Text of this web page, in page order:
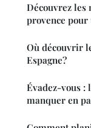
Découvrez
provence
Où découvrir
Espagne?
Évadez-vous :
manquer en